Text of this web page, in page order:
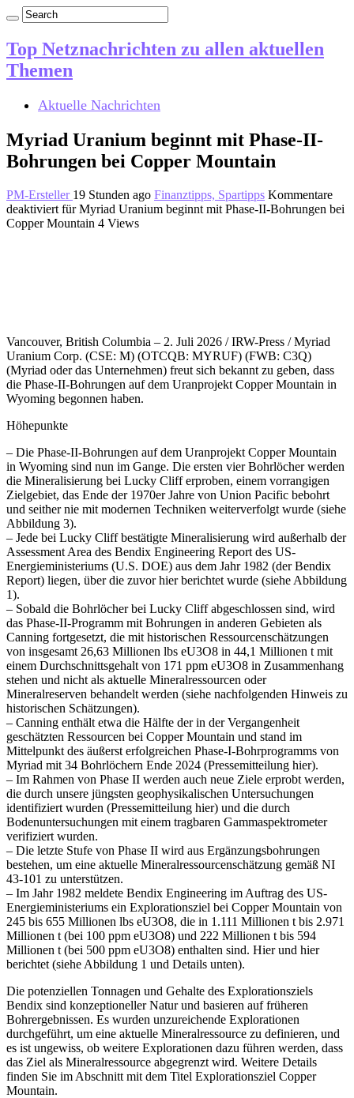
Top Netznachrichten zu allen aktuellen
Themen
Aktuelle Nachrichten
Myriad Uranium beginnt mit Phase-II-
Bohrungen bei Copper Mountain
PM-Ersteller 19 Stunden ago Finanztipps, Spartipps Kommentare
deaktiviert für Myriad Uranium beginnt mit Phase-II-Bohrungen bei
Copper Mountain 4 Views
Vancouver, British Columbia – 2. Juli 2026 / IRW-Press / Myriad
Uranium Corp. (CSE: M) (OTCQB: MYRUF) (FWB: C3Q)
(Myriad oder das Unternehmen) freut sich bekannt zu geben, dass
die Phase-II-Bohrungen auf dem Uranprojekt Copper Mountain in
Wyoming begonnen haben.
Höhepunkte
– Die Phase-II-Bohrungen auf dem Uranprojekt Copper Mountain
in Wyoming sind nun im Gange. Die ersten vier Bohrlöcher werden
die Mineralisierung bei Lucky Cliff erproben, einem vorrangigen
Zielgebiet, das Ende der 1970er Jahre von Union Pacific bebohrt
und seither nie mit modernen Techniken weiterverfolgt wurde (siehe
Abbildung 3).
– Jede bei Lucky Cliff bestätigte Mineralisierung wird außerhalb der
Assessment Area des Bendix Engineering Report des US-
Energieministeriums (U.S. DOE) aus dem Jahr 1982 (der Bendix
Report) liegen, über die zuvor hier berichtet wurde (siehe Abbildung
1).
– Sobald die Bohrlöcher bei Lucky Cliff abgeschlossen sind, wird
das Phase-II-Programm mit Bohrungen in anderen Gebieten als
Canning fortgesetzt, die mit historischen Ressourcenschätzungen
von insgesamt 26,63 Millionen lbs eU3O8 in 44,1 Millionen t mit
einem Durchschnittsgehalt von 171 ppm eU3O8 in Zusammenhang
stehen und nicht als aktuelle Mineralressourcen oder
Mineralreserven behandelt werden (siehe nachfolgenden Hinweis zu
historischen Schätzungen).
– Canning enthält etwa die Hälfte der in der Vergangenheit
geschätzten Ressourcen bei Copper Mountain und stand im
Mittelpunkt des äußerst erfolgreichen Phase-I-Bohrprogramms von
Myriad mit 34 Bohrlöchern Ende 2024 (Pressemitteilung hier).
– Im Rahmen von Phase II werden auch neue Ziele erprobt werden,
die durch unsere jüngsten geophysikalischen Untersuchungen
identifiziert wurden (Pressemitteilung hier) und die durch
Bodenuntersuchungen mit einem tragbaren Gammaspektrometer
verifiziert wurden.
– Die letzte Stufe von Phase II wird aus Ergänzungsbohrungen
bestehen, um eine aktuelle Mineralressourcenschätzung gemäß NI
43-101 zu unterstützen.
– Im Jahr 1982 meldete Bendix Engineering im Auftrag des US-
Energieministeriums ein Explorationsziel bei Copper Mountain von
245 bis 655 Millionen lbs eU3O8, die in 1.111 Millionen t bis 2.971
Millionen t (bei 100 ppm eU3O8) und 222 Millionen t bis 594
Millionen t (bei 500 ppm eU3O8) enthalten sind. Hier und hier
berichtet (siehe Abbildung 1 und Details unten).
Die potenziellen Tonnagen und Gehalte des Explorationsziels
Bendix sind konzeptioneller Natur und basieren auf früheren
Bohrergebnissen. Es wurden unzureichende Explorationen
durchgeführt, um eine aktuelle Mineralressource zu definieren, und
es ist ungewiss, ob weitere Explorationen dazu führen werden, dass
das Ziel als Mineralressource abgegrenzt wird. Weitere Details
finden Sie im Abschnitt mit dem Titel Explorationsziel Copper
Mountain.